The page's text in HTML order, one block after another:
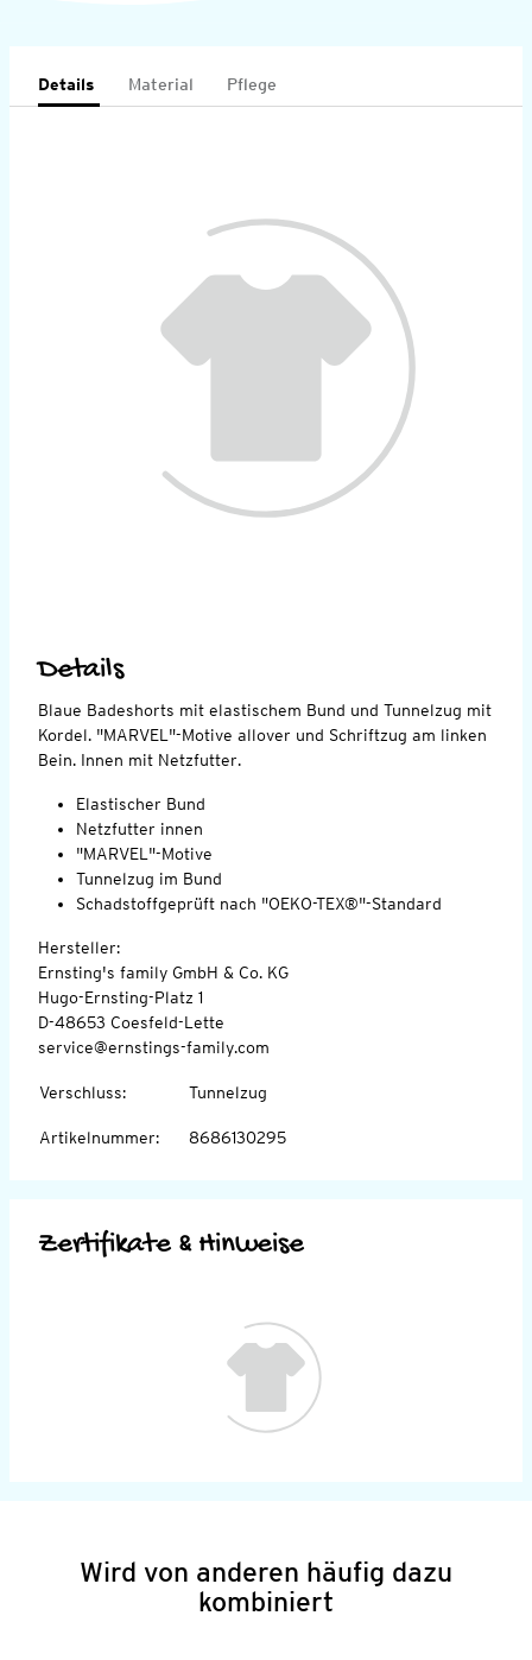
Details Material Pflege
Details
Blaue Badeshorts mit elastischem Bund und Tunnelzug mit
Kordel. "MARVEL"-Motive allover und Schriftzug am linken
Bein. Innen mit Netzfutter.
Elastischer Bund
Netzfutter innen
"MARVEL"-Motive
Tunnelzug im Bund
Schadstoffgeprüft nach "OEKO-TEX®"-Standard
Hersteller:
Ernsting's family GmbH & Co. KG
Hugo-Ernsting-Platz 1
D-48653 Coesfeld-Lette
service@ernstings-family.com
Verschluss: Tunnelzug
Artikelnummer: 8686130295
Zertifikate & Hinweise
Wird von anderen häufig dazu
kombiniert